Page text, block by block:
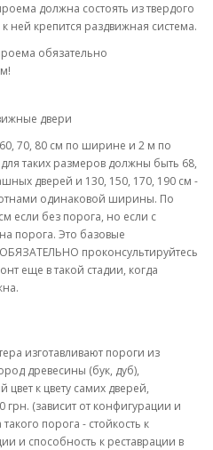
должна состоять из твердого
ней крепится раздвижная система.
обязательно
70, 80 см по ширине и 2 м по
таких размеров должны быть 68,
дверей и 130, 150, 170, 190 см -
одинаковой ширины. По
если без порога, но если с
порога. Это базовые
проконсультируйтесь
еще в такой стадии, когда
изготавливают пороги из
древесины (бук, дуб),
к цвету самих дверей,
грн. (зависит от конфигурации и
порога - стойкость к
и способность к реставрации в